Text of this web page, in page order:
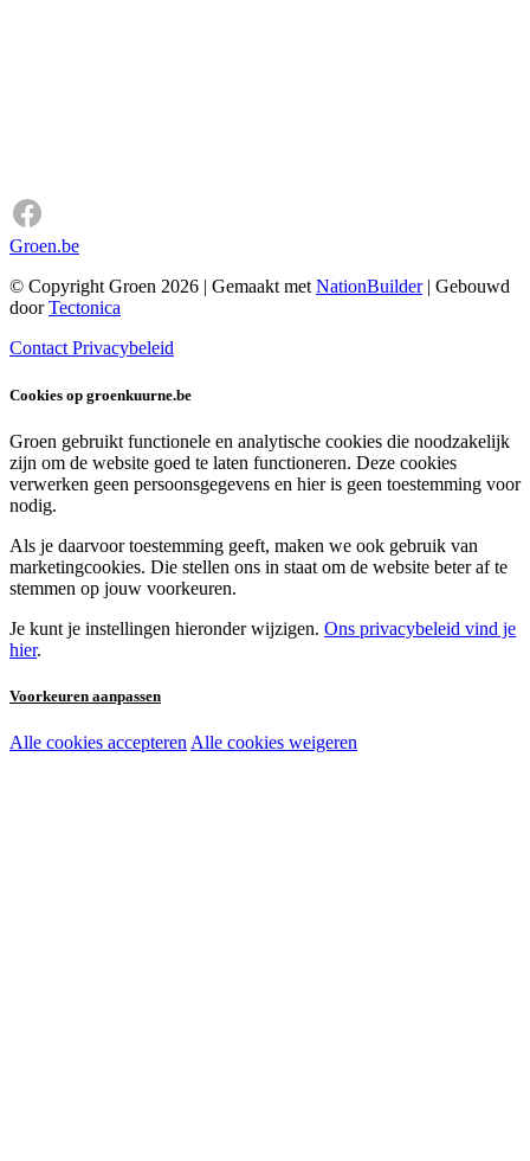
Groen.be
© Copyright Groen 2026 | Gemaakt metNationBuilder| Gebouwd
doorTectonica
ContactPrivacybeleid
Cookies op groenkuurne.be
Groen gebruikt functionele en analytische cookies die noodzakelijk
zijn om de website goed te laten functioneren. Deze cookies
verwerken geen persoonsgegevens en hier is geen toestemming voor
nodig.
Als je daarvoor toestemming geeft, maken we ook gebruik van
marketingcookies. Die stellen ons in staat om de website beter af te
stemmen op jouw voorkeuren.
Je kunt je instellingen hieronder wijzigen. Ons privacybeleid vind je
hier.
Voorkeuren aanpassen
Noodzakelijke cookies:
Alle cookies accepteren Alle cookies weigeren